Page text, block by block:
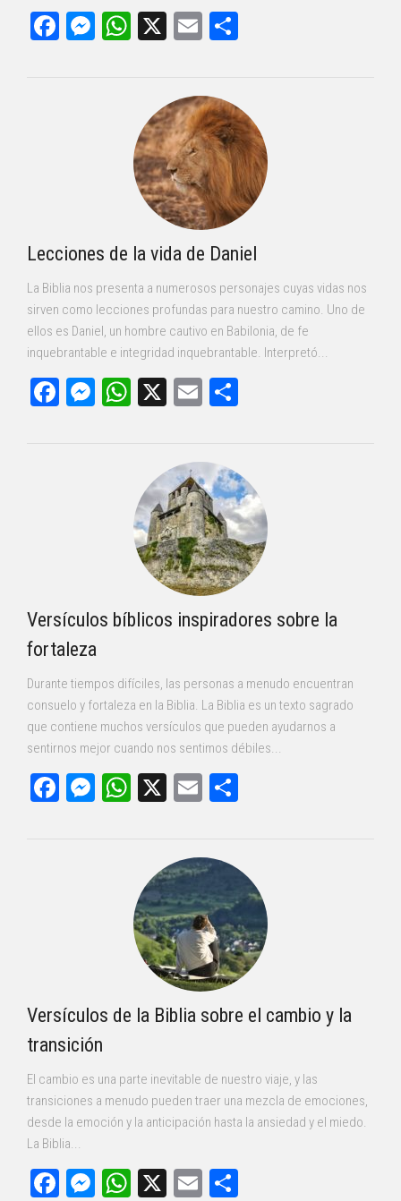
Facebook
Messenger
WhatsApp
X Email
Lecciones de la vida de Daniel
La Biblia nos presenta a numerosos personajes cuyas vidas nos
sirven como lecciones profundas para nuestro camino. Uno de
ellos es Daniel, un hombre cautivo en Babilonia, de fe
inquebrantable e integridad inquebrantable. Interpretó...
Facebook
Messenger
WhatsApp
X Email
Versículos bíblicos inspiradores sobre la
fortaleza
Durante tiempos difíciles, las personas a menudo encuentran
consuelo y fortaleza en la Biblia. La Biblia es un texto sagrado
que contiene muchos versículos que pueden ayudarnos a
sentirnos mejor cuando nos sentimos débiles...
Facebook
Messenger
WhatsApp
X Email
Versículos de la Biblia sobre el cambio y la
transición
El cambio es una parte inevitable de nuestro viaje, y las
transiciones a menudo pueden traer una mezcla de emociones,
desde la emoción y la anticipación hasta la ansiedad y el miedo.
La Biblia...
Facebook
Messenger
WhatsApp
X Email